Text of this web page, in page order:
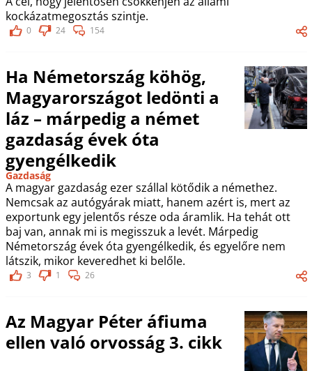
kockázatmegosztás szintje.
0 24 154
Ha Németország köhög,
Magyarországot ledönti a
láz – márpedig a német
gazdaság évek óta
gyengélkedik
Gazdaság
A magyar gazdaság ezer szállal kötődik a némethez.
Nemcsak az autógyárak miatt, hanem azért is, mert az
exportunk egy jelentős része oda áramlik. Ha tehát ott
baj van, annak mi is megisszuk a levét. Márpedig
Németország évek óta gyengélkedik, és egyelőre nem
látszik, mikor keveredhet ki belőle.
3 1 26
Az Magyar Péter áfiuma
ellen való orvosság 3. cikk